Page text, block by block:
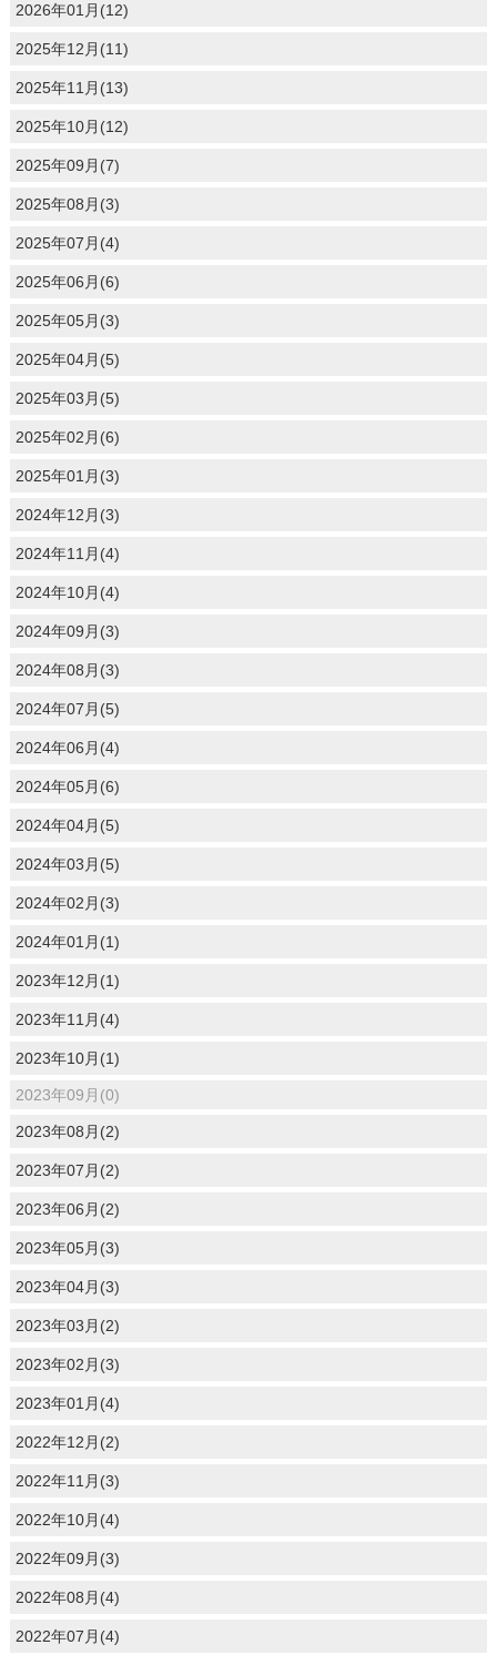
2026年01月(12)
2025年12月(11)
2025年11月(13)
2025年10月(12)
2025年09月(7)
2025年08月(3)
2025年07月(4)
2025年06月(6)
2025年05月(3)
2025年04月(5)
2025年03月(5)
2025年02月(6)
2025年01月(3)
2024年12月(3)
2024年11月(4)
2024年10月(4)
2024年09月(3)
2024年08月(3)
2024年07月(5)
2024年06月(4)
2024年05月(6)
2024年04月(5)
2024年03月(5)
2024年02月(3)
2024年01月(1)
2023年12月(1)
2023年11月(4)
2023年10月(1)
2023年09月(0)
2023年08月(2)
2023年07月(2)
2023年06月(2)
2023年05月(3)
2023年04月(3)
2023年03月(2)
2023年02月(3)
2023年01月(4)
2022年12月(2)
2022年11月(3)
2022年10月(4)
2022年09月(3)
2022年08月(4)
2022年07月(4)